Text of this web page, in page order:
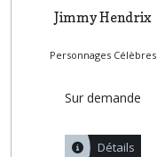
Jimmy Hendrix
Personnages Célèbres
Sur demande
Détails